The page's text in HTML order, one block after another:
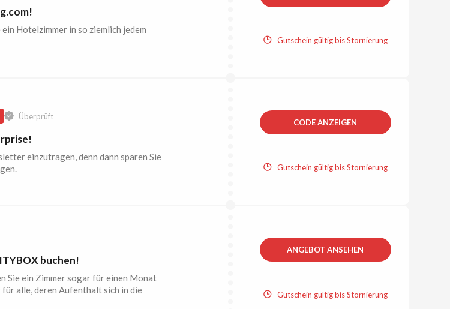
Hotelzimmer in so ziemlich jedem
Gutschein gültig bis Stornierung
Überprüft
einzutragen, denn dann sparen Sie
CODE ANZEIGEN
Gutschein gültig bis Stornierung
buchen!
Sie ein Zimmer sogar für einen Monat
alle, deren Aufenthalt sich in die
ANGEBOT ANSEHEN
Gutschein gültig bis Stornierung